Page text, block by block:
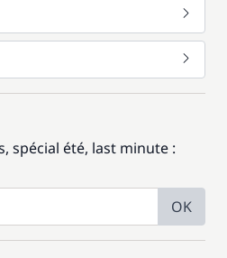
spécial été, last minute :
OK